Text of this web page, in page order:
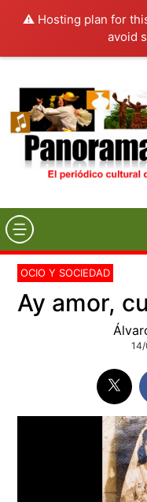
⚠️ Hosting plan for
avoid
OCIO Y SOCIEDAD
Ay amor,